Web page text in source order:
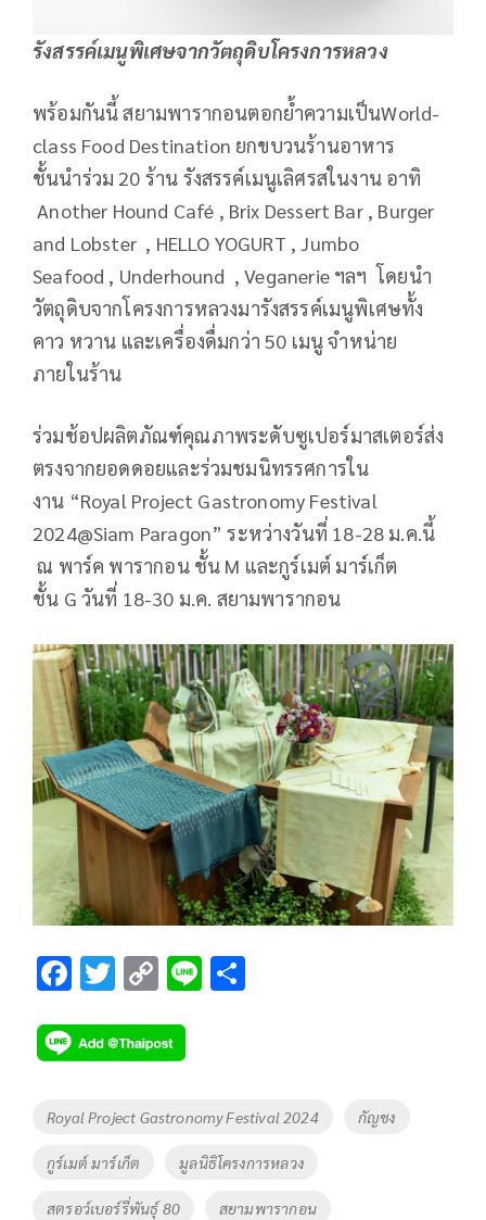
รังสรรค์เมนูพิเศษจากวัตถุดิบโครงการหลวง
พร้อมกันนี้ สยามพารากอนตอกย้ำความเป็นWorld-
class Food Destination ยกขบวนร้านอาหาร
ชั้นนำร่วม 20 ร้าน รังสรรค์เมนูเลิศรสในงาน อาทิ
Another Hound Café , Brix Dessert Bar , Burger
and Lobster , HELLO YOGURT , Jumbo
Seafood , Underhound , Veganerie ฯลฯ โดยนำ
วัตถุดิบจากโครงการหลวงมารังสรรค์เมนูพิเศษทั้ง
คาว หวาน และเครื่องดื่มกว่า 50 เมนู จำหน่าย
ภายในร้าน
​ร่วมช้อปผลิตภัณฑ์คุณภาพระดับซูเปอร์มาสเตอร์ส่ง
ตรงจากยอดดอยและร่วมชมนิทรรศการใน
งาน “Royal Project Gastronomy Festival
2024@Siam Paragon” ระหว่างวันที่ 18-28 ม.ค.นี้
ณ พาร์ค พารากอน ชั้น M และกูร์เมต์ มาร์เก็ต
ชั้น G วันที่ 18-30 ม.ค. สยามพารากอน
F
e
b
o
o
k
T
tt
er
C
p
y
Li
Li
Tags
Royal Project Gastronomy Festival 2024 กัญชง
กูร์เมต์ มาร์เก็ต มูลนิธิโครงการหลวง
สตรอว์เบอร์รี่พันธุ์ 80 สยามพารากอน